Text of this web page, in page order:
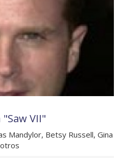
VII"
Mandylor, Betsy Russell, Gina